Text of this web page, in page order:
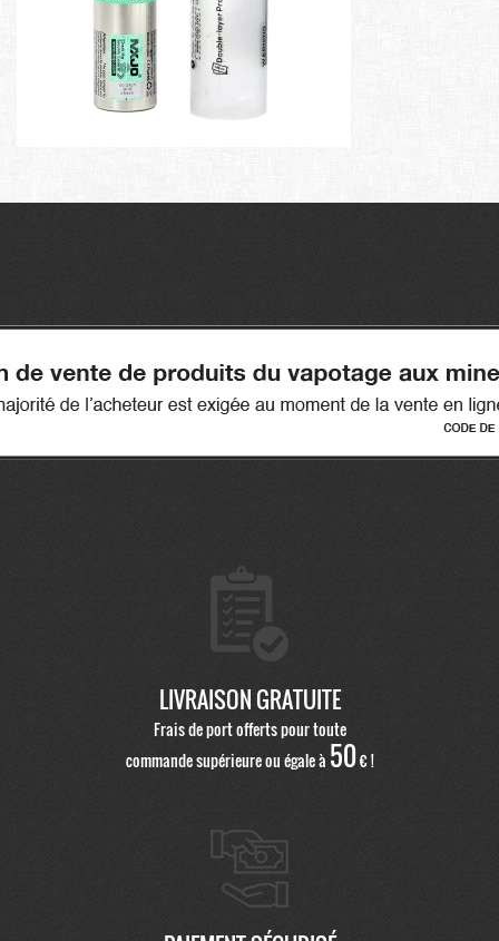
LIVRAISON GRATUITE
Frais de port offerts pour toute
commande supérieure ou égale à 50€ !